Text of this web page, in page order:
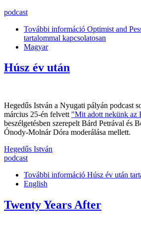
podcast
További információ Optimist and
tartalommal kapcsolatosan
Magyar
Húsz év után
Hegedűs István a Nyugati pályán podcast
március 25-én felvett "Mit adott nekünk az
beszélgetésben szerepelt Bárd Petrával és
Ónody-Molnár Dóra moderálása mellett.
Hegedűs István
podcast
További információ Húsz év után
English
Twenty Years After